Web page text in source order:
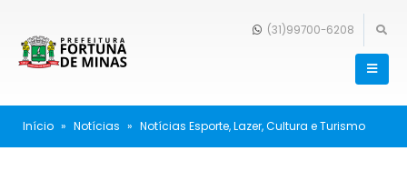
(31)99700-6208
Início » Notícias » Notícias Esporte, Lazer, Cultura e Turismo